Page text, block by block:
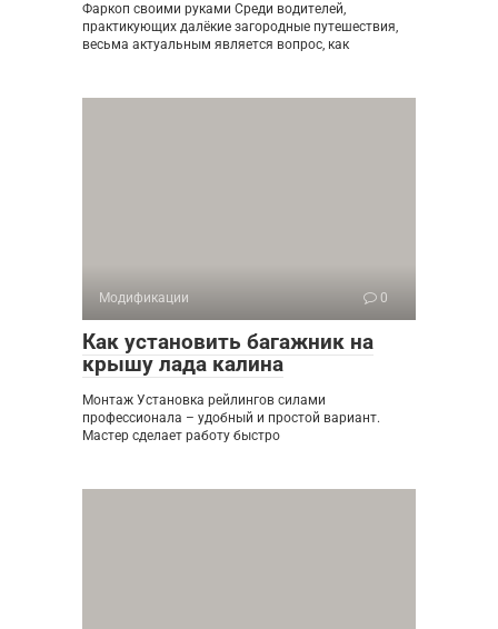
Фаркоп своими руками Среди водителей,
практикующих далёкие загородные путешествия,
весьма актуальным является вопрос, как
Модификации 0
Как установить багажник на
крышу лада калина
Монтаж Установка рейлингов силами
профессионала – удобный и простой вариант.
Мастер сделает работу быстро